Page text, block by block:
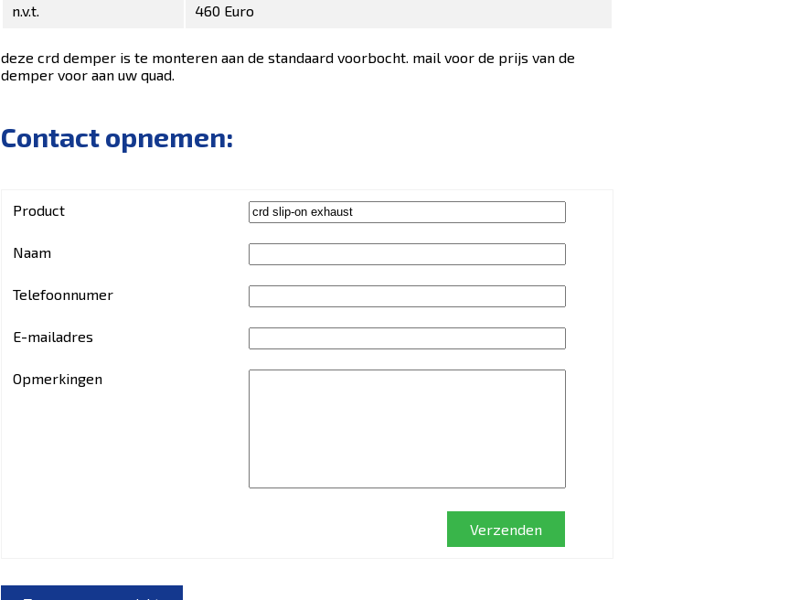
n.v.t. 460 Euro
deze crd demper is te monteren aan de standaard voorbocht. mail voor de prijs van de
demper voor aan uw quad.
Contact opnemen:
Product
Naam
Telefoonnumer
E-mailadres
Opmerkingen
Verzenden